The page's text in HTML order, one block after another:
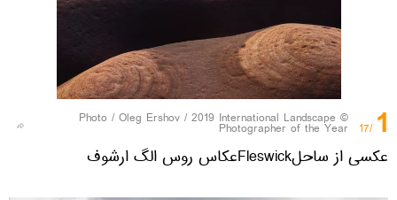
1
/17
© Photo /
Oleg Ershov / 2019 International Landscape
Photographer of the Year
عکسی از ساحلFleswickعکاس روس الگ ارشوف